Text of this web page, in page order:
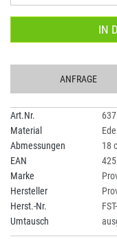
IN
ANFRAGE
Art.Nr.
Material
Abmessungen
18
EAN
Marke
Hersteller
Herst.-Nr.
Umtausch